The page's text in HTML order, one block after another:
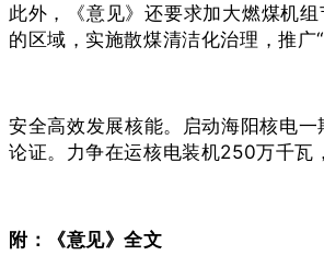
此外，《意见》还要求加大燃煤机
的区域，实施散煤清洁化治理，推
安全高效发展核能。启动海阳核电
论证。力争在运核电装机250万千瓦
附：《意见》全文